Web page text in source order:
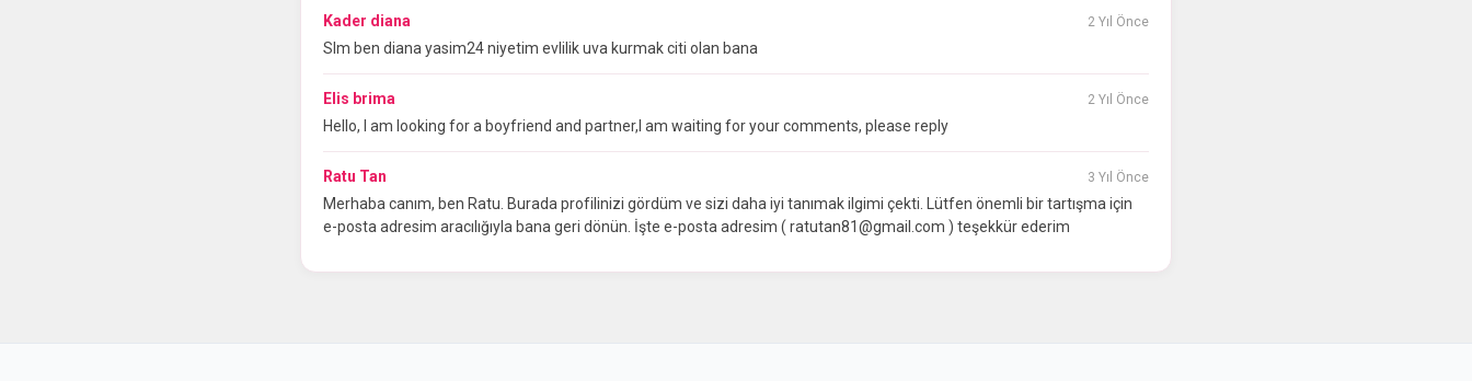
Kader diana 2 Yıl Önce
Slm ben diana yasim24 niyetim evlilik uva kurmak citi olan bana
Elis brima 2 Yıl Önce
Hello, I am looking for a boyfriend and partner,I am waiting for your comments, please reply
Ratu Tan 3 Yıl Önce
Merhaba canım, ben Ratu. Burada profilinizi gördüm ve sizi daha iyi tanımak ilgimi çekti. Lütfen önemli bir tartışma için
e-posta adresim aracılığıyla bana geri dönün. İşte e-posta adresim ( ratutan81@gmail.com ) teşekkür ederim